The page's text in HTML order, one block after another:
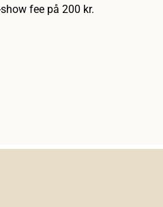
fee på 200 kr.